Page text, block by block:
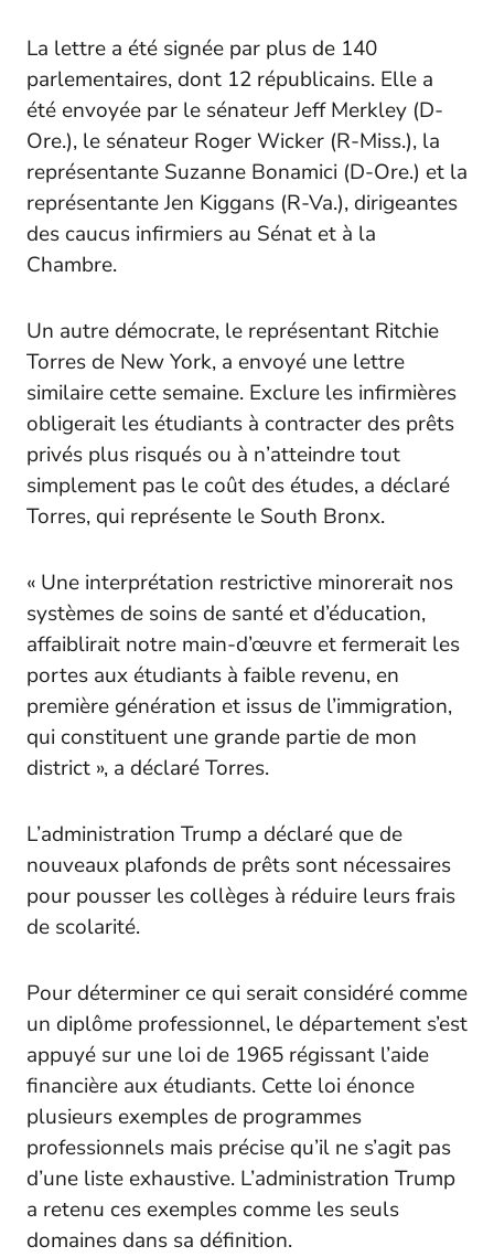
La lettre a été signée par plus de 140
parlementaires, dont 12 républicains. Elle a
été envoyée par le sénateur Jeff Merkley (D-
Ore.), le sénateur Roger Wicker (R-Miss.), la
représentante Suzanne Bonamici (D-Ore.) et la
représentante Jen Kiggans (R-Va.), dirigeantes
des caucus infirmiers au Sénat et à la
Chambre.
Un autre démocrate, le représentant Ritchie
Torres de New York, a envoyé une lettre
similaire cette semaine. Exclure les infirmières
obligerait les étudiants à contracter des prêts
privés plus risqués ou à n’atteindre tout
simplement pas le coût des études, a déclaré
Torres, qui représente le South Bronx.
« Une interprétation restrictive minorerait nos
systèmes de soins de santé et d’éducation,
affaiblirait notre main-d’œuvre et fermerait les
portes aux étudiants à faible revenu, en
première génération et issus de l’immigration,
qui constituent une grande partie de mon
district », a déclaré Torres.
L’administration Trump a déclaré que de
nouveaux plafonds de prêts sont nécessaires
pour pousser les collèges à réduire leurs frais
de scolarité.
Pour déterminer ce qui serait considéré comme
un diplôme professionnel, le département s’est
appuyé sur une loi de 1965 régissant l’aide
financière aux étudiants. Cette loi énonce
plusieurs exemples de programmes
professionnels mais précise qu’il ne s’agit pas
d’une liste exhaustive. L’administration Trump
a retenu ces exemples comme les seuls
domaines dans sa définition.